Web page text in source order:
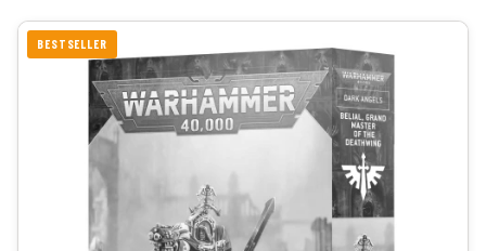
BESTSELLER